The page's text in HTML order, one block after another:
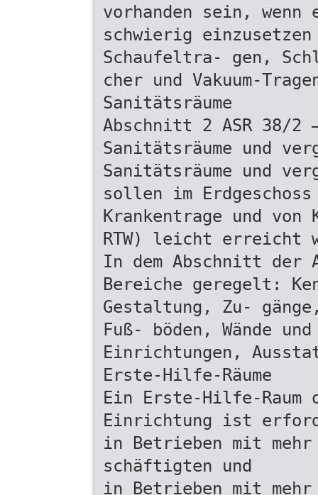
vorhanden sein,
schwierig
Schaufeltra- gen,
cher und Vakuum-
Sanitätsräume
Abschnitt 2 ASR 38/2
Sanitätsräume und
Sanitätsräume und
sollen im
Krankentrage und von
RTW) leicht erreicht
In dem Abschnitt der
Bereiche geregelt:
Gestaltung, Zu-
Fuß- böden, Wände
Einrichtungen,
Erste-Hilfe-Räume
Ein Erste-Hilfe-
Einrichtung ist
in Betrieben mit
schäftigten und
in Betrieben mit